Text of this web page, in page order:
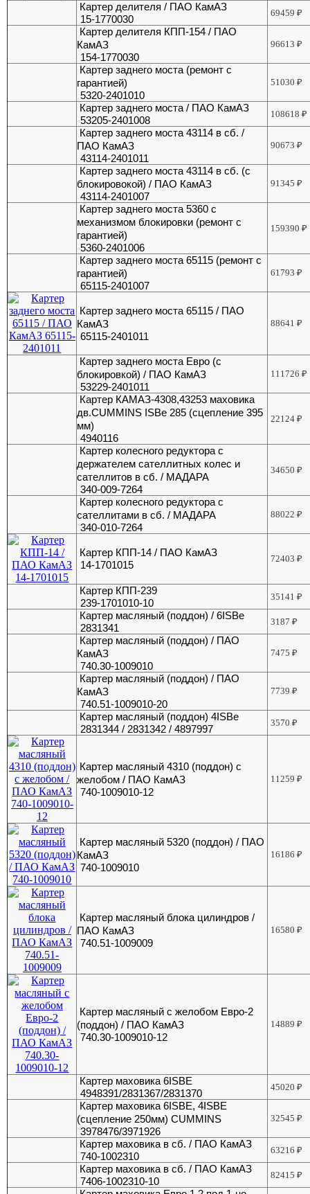
Картер делителя / ПАО КамАЗ
15-1770030
69459₽
Картер делителя КПП-154 / ПАО
КамАЗ
154-1770030
96613₽
Картер заднего моста (ремонт с
гарантией)
5320-2401010
51030₽
Картер заднего моста / ПАО КамАЗ
53205-2401008
108618₽
Картер заднего моста 43114 в сб. /
ПАО КамАЗ
43114-2401011
90673₽
Картер заднего моста 43114 в сб. (с
блокировокой) / ПАО КамАЗ
43114-2401007
91345₽
Картер заднего моста 5360 с
механизмом блокировки (ремонт с
гарантией)
5360-2401006
159390₽
Картер заднего моста 65115 (ремонт с
гарантией)
65115-2401007
61793₽
Картер заднего моста 65115 / ПАО
КамАЗ
65115-2401011
88641₽
Картер заднего моста Евро (с
блокировкой) / ПАО КамАЗ
53229-2401011
111726₽
Картер КАМАЗ-4308,43253 маховика
дв.CUMMINS ISBe 285 (сцепление 395
мм)
4940116
22124₽
Картер колесного редуктора с
держателем сателлитных колес и
сателлитов в сб. / МАДАРА
340-009-7264
34650₽
Картер колесного редуктора с
сателлитами в сб. / МАДАРА
340-010-7264
88022₽
Картер КПП-14 / ПАО КамАЗ
14-1701015
72403₽
Картер КПП-239
239-1701010-10
35141₽
Картер масляный (поддон) / 6ISBe
2831341
3187₽
Картер масляный (поддон) / ПАО
КамАЗ
740.30-1009010
7475₽
Картер масляный (поддон) / ПАО
КамАЗ
740.51-1009010-20
7739₽
Картер масляный (поддон) 4ISBe
2831344 / 2831342 / 4897997
3570₽
Картер масляный 4310 (поддон) с
желобом / ПАО КамАЗ
740-1009010-12
11259₽
Картер масляный 5320 (поддон) / ПАО
КамАЗ
740-1009010
16186₽
Картер масляный блока цилиндров /
ПАО КамАЗ
740.51-1009009
16580₽
Картер масляный с желобом Евро-2
(поддон) / ПАО КамАЗ
740.30-1009010-12
14889₽
Картер маховика 6ISBE
4948391/2831367/2831370
45020₽
Картер маховика 6ISBE, 4ISBE
(сцепление 250мм) CUMMINS
3978476/3971926
32545₽
Картер маховика в сб. / ПАО КамАЗ
740-1002310
63216₽
Картер маховика в сб. / ПАО КамАЗ
7406-1002310-10
82415₽